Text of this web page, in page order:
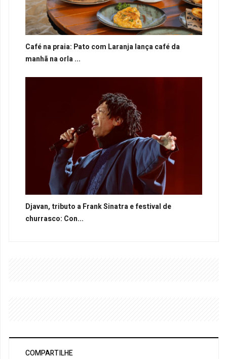
Café na praia: Pato com Laranja lança café da
manhã na orla ...
Djavan, tributo a Frank Sinatra e festival de
churrasco: Con...
COMPARTILHE